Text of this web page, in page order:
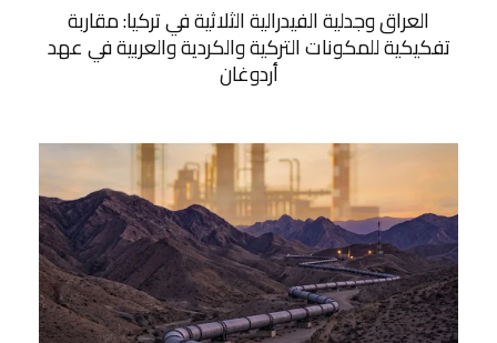
العراق وجدلية الفيدرالية الثلاثية في تركيا: مقاربة
تفكيكية للمكونات التركية والكردية والعربية في عهد
أردوغان